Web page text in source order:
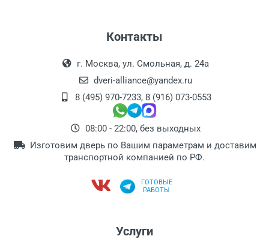
Контакты
г. Москва, ул. Смольная, д. 24а
dveri-alliance@yandex.ru
8 (495) 970-7233, 8 (916) 073-0553
08:00 - 22:00, без выходных
Изготовим дверь по Вашим параметрам и доставим
транспортной компанией по РФ.
ГОТОВЫЕ
РАБОТЫ
Услуги